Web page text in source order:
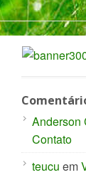
Anderson
Contato
teucu em